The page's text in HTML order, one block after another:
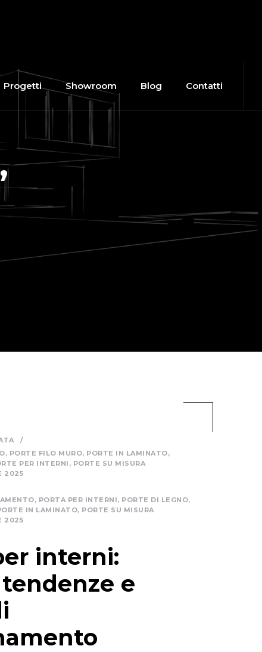
Progetti Showroom Blog Contatti
/
, PORTE FILO MURO, PORTE IN LAMINATO,
PER INTERNI , PORTE SU MISURA
2025
, PORTA PER INTERNI, PORTE DI LEGNO,
IN LAMINATO, PORTE SU MISURA
2025
interni:
e